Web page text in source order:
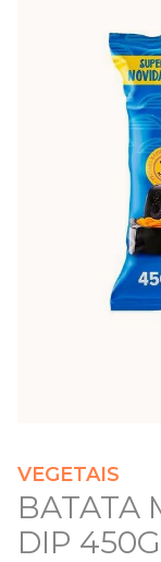
VEGETAIS
BATATA
DIP 450G